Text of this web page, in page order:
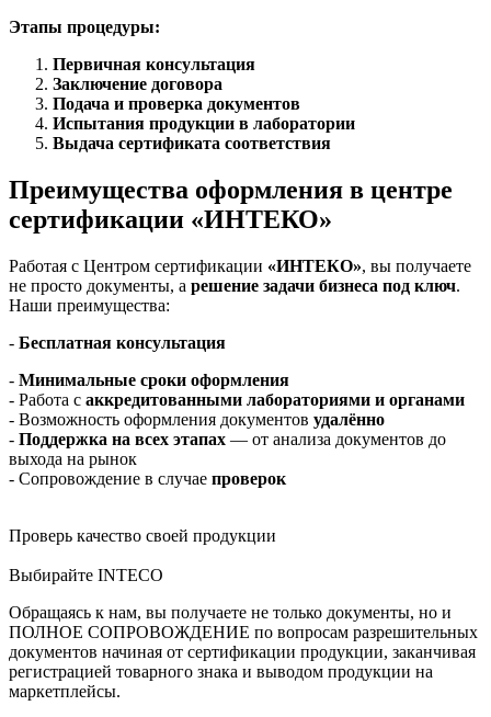
Этапы процедуры:
Первичная консультация
Заключение договора
Подача и проверка документов
Испытания продукции в лаборатории
Выдача сертификата соответствия
Преимущества оформления в центре
сертификации «ИНТЕКО»
Работая с Центром сертификации «ИНТЕКО», вы получаете
не просто документы, а решение задачи бизнеса под ключ.
Наши преимущества:
- Бесплатная консультация
- Минимальные сроки оформления
- Работа с аккредитованными лабораториями и органами
- Возможность оформления документов удалённо
- Поддержка на всех этапах — от анализа документов до
выхода на рынок
- Сопровождение в случае проверок
Проверь качество своей продукции
Выбирайте INTECO
Обращаясь к нам, вы получаете не только документы, но и
ПОЛНОЕ СОПРОВОЖДЕНИЕ по вопросам разрешительных
документов начиная от сертификации продукции, заканчивая
регистрацией товарного знака и выводом продукции на
маркетплейсы.